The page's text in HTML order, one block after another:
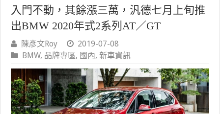
入門不動，其餘漲三萬，汎德七月上旬推
出BMW 2020年式2系列AT／GT
陳彥文Roy
2019-07-08
BMW, 品牌專區, 國內,新車資訊